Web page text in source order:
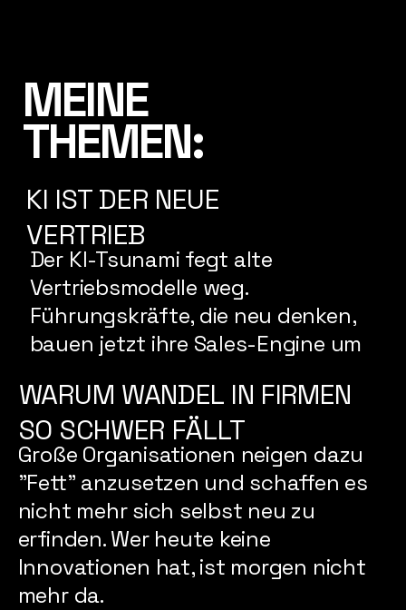
MEINE
THEMEN:
KI IST DER NEUE
VERTRIEB
Der KI-Tsunami fegt alte
Vertriebsmodelle weg.
Führungskräfte, die neu denken,
bauen jetzt ihre Sales-Engine um
WARUM WANDEL IN FIRMEN
SO SCHWER FÄLLT
Große Organisationen neigen dazu
"Fett" anzusetzen und schaffen es
nicht mehr sich selbst neu zu
erfinden. Wer heute keine
Innovationen hat, ist morgen nicht
mehr da.